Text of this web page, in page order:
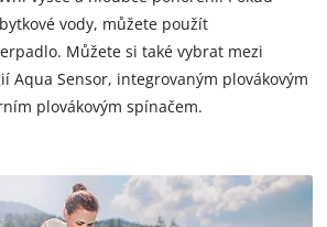
vody, můžete použít
Můžete si také vybrat mezi
Aqua Sensor, integrovaným plovákovým
plovákovým spínačem.